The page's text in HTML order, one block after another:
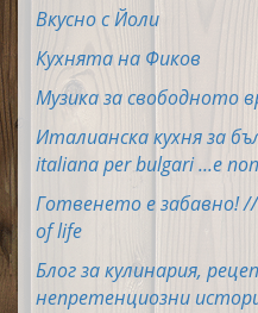
Вкусно с Йоли
Кухнята на Фиков
Музика за свободното
Италианска кухня за
italiana per bulgari ...e
Готвенето е забавно! //
of life
Блог за кулинария,
непретенциозни